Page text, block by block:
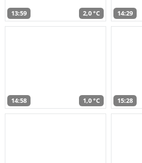
13:59 2,0 °C 14:29
14:58 1,0 °C 15:28